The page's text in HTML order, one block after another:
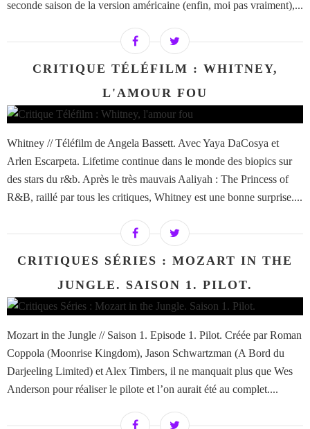
seconde saison de la version américaine (enfin, moi pas vraiment),...
CRITIQUE TÉLÉFILM : WHITNEY,
L'AMOUR FOU
Whitney // Téléfilm de Angela Bassett. Avec Yaya DaCosya et
Arlen Escarpeta. Lifetime continue dans le monde des biopics sur
des stars du r&b. Après le très mauvais Aaliyah : The Princess of
R&B, raillé par tous les critiques, Whitney est une bonne surprise....
CRITIQUES SÉRIES : MOZART IN THE
JUNGLE. SAISON 1. PILOT.
Mozart in the Jungle // Saison 1. Episode 1. Pilot. Créée par Roman
Coppola (Moonrise Kingdom), Jason Schwartzman (A Bord du
Darjeeling Limited) et Alex Timbers, il ne manquait plus que Wes
Anderson pour réaliser le pilote et l’on aurait été au complet....